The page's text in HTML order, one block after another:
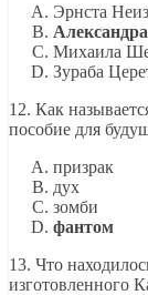
Эрнста
Михаила
Зураба
12. Как
пособие для
призрак
дух
зомби
фантом
13. Что
изготовленного